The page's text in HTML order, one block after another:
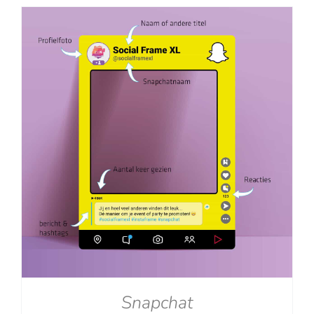
tot
€129.00
Snapchat